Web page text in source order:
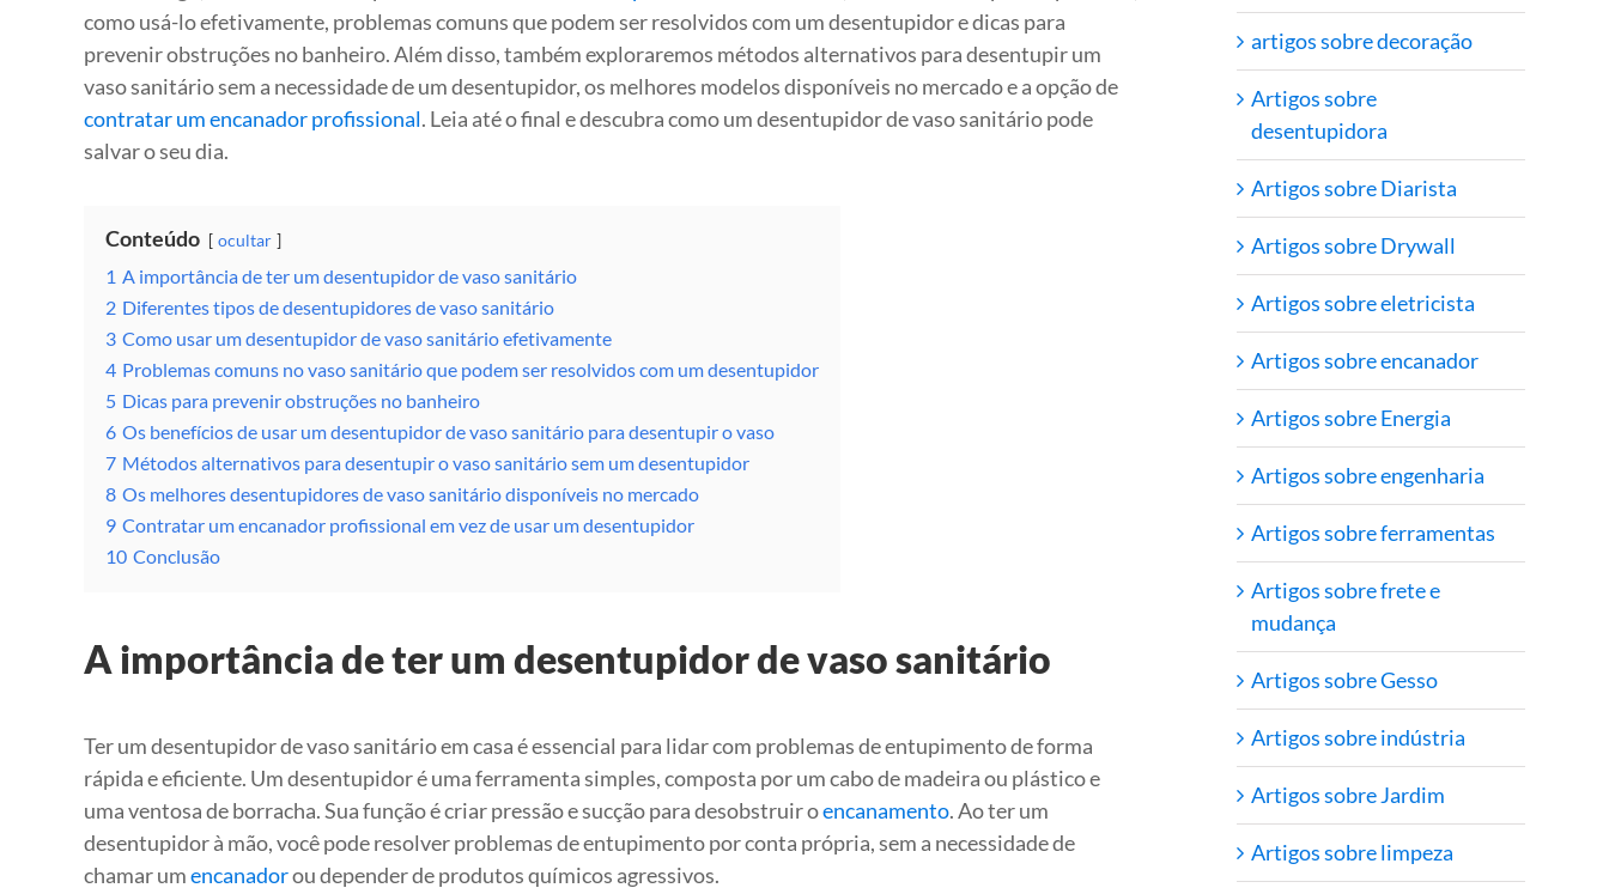
como usá-lo efetivamente, problemas comuns que podem ser resolvidos com um desentupidor e dicas para
prevenir obstruções no banheiro. Além disso, também exploraremos métodos alternativos para desentupir um
vaso sanitário sem a necessidade de um desentupidor, os melhores modelos disponíveis no mercado e a opção de
contratar um encanador profissional. Leia até o final e descubra como um desentupidor de vaso sanitário pode
salvar o seu dia.
Conteúdo ocultar
1 A importância de ter um desentupidor de vaso sanitário
2 Diferentes tipos de desentupidores de vaso sanitário
3 Como usar um desentupidor de vaso sanitário efetivamente
4 Problemas comuns no vaso sanitário que podem ser resolvidos com um desentupidor
5 Dicas para prevenir obstruções no banheiro
6 Os benefícios de usar um desentupidor de vaso sanitário para desentupir o vaso
7 Métodos alternativos para desentupir o vaso sanitário sem um desentupidor
8 Os melhores desentupidores de vaso sanitário disponíveis no mercado
9 Contratar um encanador profissional em vez de usar um desentupidor
10 Conclusão
A importância de ter um desentupidor de vaso sanitário
Ter um desentupidor de vaso sanitário em casa é essencial para lidar com problemas de entupimento de forma
rápida e eficiente. Um desentupidor é uma ferramenta simples, composta por um cabo de madeira ou plástico e
uma ventosa de borracha. Sua função é criar pressão e sucção para desobstruir oencanamento. Ao ter um
desentupidor à mão, você pode resolver problemas de entupimento por conta própria, sem a necessidade de
chamar umencanadorou depender de produtos químicos agressivos.
artigos sobre decoração
Artigos sobre
desentupidora
Artigos sobre Diarista
Artigos sobre Drywall
Artigos sobre eletricista
Artigos sobre encanador
Artigos sobre Energia
Artigos sobre engenharia
Artigos sobre ferramentas
Artigos sobre frete e
mudança
Artigos sobre Gesso
Artigos sobre indústria
Artigos sobre Jardim
Artigos sobre limpeza